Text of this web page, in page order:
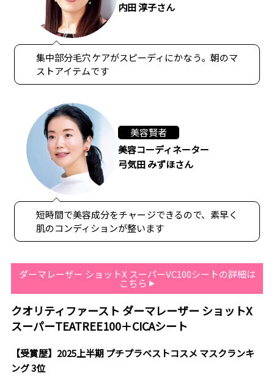
内田 淳子さん
集中部分毛穴ケアがスピーディにかなう。朝のマ
ストアイテムです
美容賢者
美容コーディネーター
弓気田 みずほさん
短時間で美容成分をチャージできるので、素早く
肌のコンディションが整います
ダーマレーザー ショットX スーパーVC100シートの詳細は
こちら
クオリティファースト ダーマレーザー ショットX
スーパーTEATREE100＋CICAシート
【受賞歴】2025上半期 プチプラベストコスメ マスクランキ
ング 3位